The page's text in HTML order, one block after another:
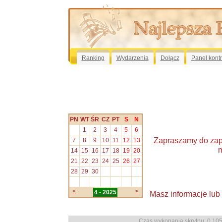
Ranking Wydarzenia Dołącz Panel
PN WT ŚR CZ PT S
N
1
2 3 4 5
6
7
8 9 10 11 12
13
14
15 16 17 18 19 20
21 22 23 24 25 26 27
28 29 30
< 4 - 2025 >
Zapraszamy do
Masz informacje